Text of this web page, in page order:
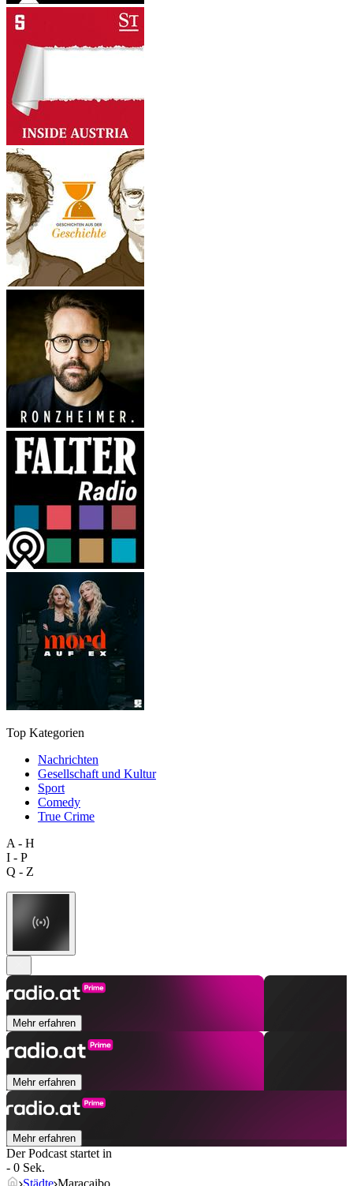
Top Kategorien
Nachrichten
Gesellschaft und Kultur
Sport
Comedy
True Crime
A - H
I - P
Q - Z
Mehr erfahren
Mehr erfahren
Mehr erfahren
Der Podcast startet in
- 0 Sek.